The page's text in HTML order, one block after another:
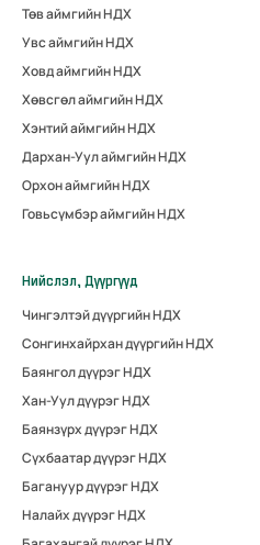
Төв аймгийн НДХ
Увс аймгийн НДХ
Ховд аймгийн НДХ
Хөвсгөл аймгийн НДХ
Хэнтий аймгийн НДХ
Дархан-Уул аймгийн НДХ
Орхон аймгийн НДХ
Говьсүмбэр аймгийн НДХ
Нийслэл, Дүүргүүд
Чингэлтэй дүүргийн НДХ
Сонгинхайрхан дүүргийн НДХ
Баянгол дүүрэг НДХ
Хан-Уул дүүрэг НДХ
Баянзүрх дүүрэг НДХ
Сүхбаатар дүүрэг НДХ
Багануур дүүрэг НДХ
Налайх дүүрэг НДХ